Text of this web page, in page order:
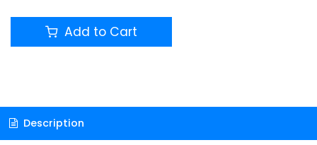
Add to Cart
Description